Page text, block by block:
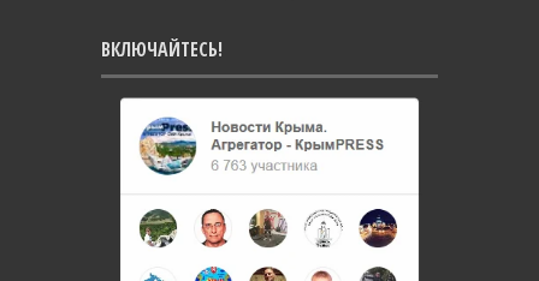
ВКЛЮЧАЙТЕСЬ!